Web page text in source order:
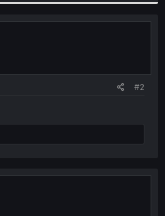
#2